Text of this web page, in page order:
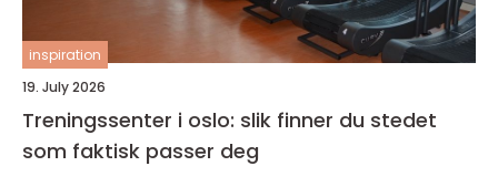
inspiration
19. July 2026
Treningssenter i oslo: slik finner du stedet
som faktisk passer deg